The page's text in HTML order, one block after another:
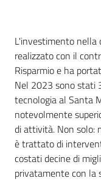
L'investimento nella
realizzato con il
Risparmio e ha
Nel 2023 sono stati
tecnologia al Santa
notevolmente
di attività. Non solo:
è trattato di
costati decine di
privatamente con la